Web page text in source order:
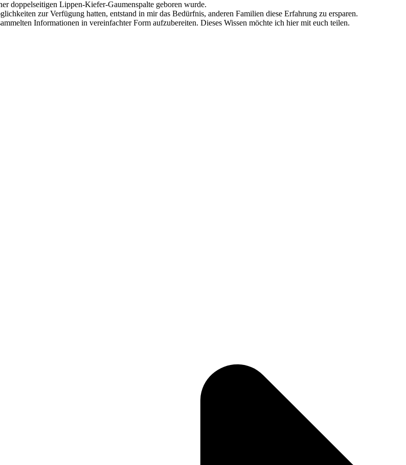
doppelseitigen Lippen-Kiefer-Gaumenspalte geboren wurde.
zur Verfügung hatten, entstand in mir das Bedürfnis, anderen Familien diese Erfahrung zu ersparen.
Informationen in vereinfachter Form aufzubereiten. Dieses Wissen möchte ich hier mit euch teilen.